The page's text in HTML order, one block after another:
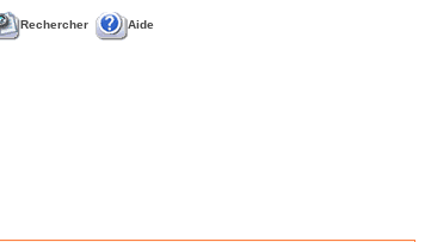
Rechercher Aide